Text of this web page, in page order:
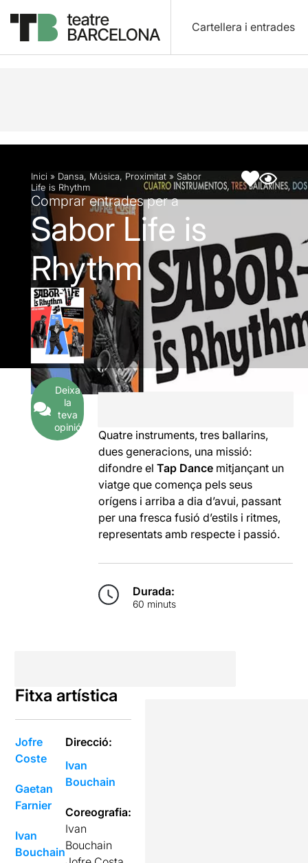
Cartellera i entrades
Descripció Fitxa artística
Inici » Dansa, Música, Proximitat » Sabor
Life is Rhythm
Comprar entrades per a
Sabor Life is
Rhythm
Deixa
la
teva
opinió
Quatre instruments, tres ballarins,
dues generacions, una missió:
difondre elTap Dance mitjançant un
viatge que comença pels seus
orígens i arriba a dia d’avui, passant
per una fresca fusió d’estils i ritmes,
representats amb respecte i passió.
Durada:
60 minuts
Fitxa artística
Jofre
Coste
Gaetan
Farnier
Ivan
Bouchain
Direcció:
Ivan
Bouchain
Coreografia:
Ivan
Bouchain